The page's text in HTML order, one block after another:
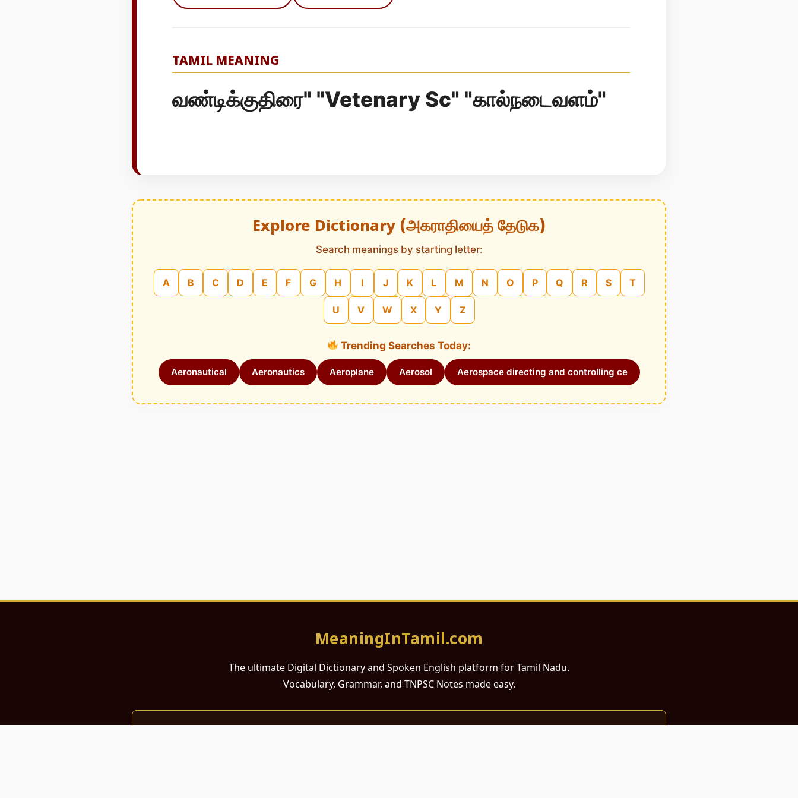
TAMIL MEANING
வண்டிக்குதிரை" "Vetenary Sc" "கால்நடைவளம்"
Explore Dictionary (அகராதியைத் தேடுக)
Search meanings by starting letter:
A B C D E F G H I J K L M N O P Q R S T
U V W X Y Z
Trending Searches Today:
Aeronautical Aeronautics Aeroplane Aerosol Aerospace directing and controlling ce
MeaningInTamil.com
The ultimate Digital Dictionary and Spoken English platform for Tamil Nadu.
Vocabulary, Grammar, and TNPSC Notes made easy.